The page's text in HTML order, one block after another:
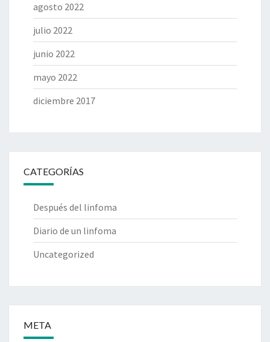
agosto 2022
julio 2022
junio 2022
mayo 2022
diciembre 2017
CATEGORÍAS
Después del linfoma
Diario de un linfoma
Uncategorized
META